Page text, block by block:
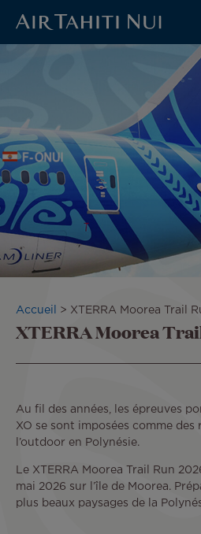
Fil
d'Ariane
Accueil XTERRA Moorea Trail
XTERRA Moorea
Au fil des années, les épreuves
XO se sont imposées comme
l’outdoor en Polynésie.
Le XTERRA Moorea Trail Run
mai 2026 sur l’île de Moorea.
plus beaux paysages de la